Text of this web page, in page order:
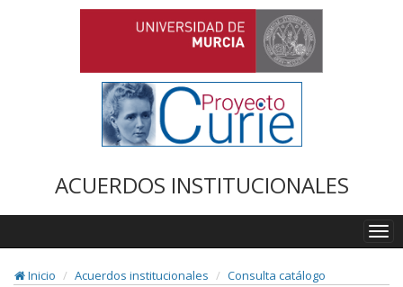
ACUERDOS INSTITUCIONALES
Inicio
Acuerdos institucionales Consulta catálogo